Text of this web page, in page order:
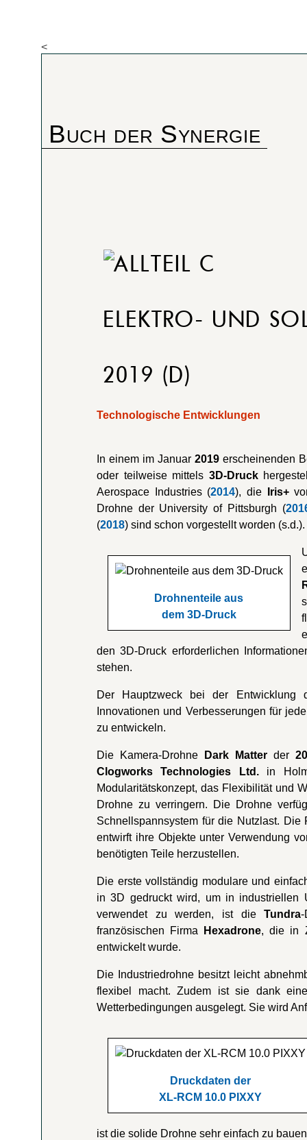
<
Buch der Synergie
TEIL C
ELEKTRO- UND
2019 (D)
Technologische Entwicklungen
In einem im Januar 2019erscheinenden
oder teilweise mittels 3D-Druck
Aerospace Industries (2014), die Iris+
Drohne der University of Pittsburgh (
(2018) sind schon vorgestellt worden (s.d.).
Drohnenteile aus
dem 3D-Druck
den 3D-Druck erforderlichen
stehen.
Der Hauptzweck bei der
Innovationen und Verbesserungen für
zu entwickeln.
Die Kamera-Drohne Dark Matterder
Clogworks Technologies Ltd.in
Modularitätskonzept, das Flexibilität und
Drohne zu verringern. Die Drohne
Schnellspannsystem für die Nutzlast.
entwirft ihre Objekte unter Verwendung
benötigten Teile herzustellen.
Die erste vollständig modulare und
in 3D gedruckt wird, um in industriellen
verwendet zu werden, ist dieTundra
französischen Firma
Hexadrone, die in
entwickelt wurde.
Die Industriedrohne besitzt leicht
flexibel macht. Zudem ist sie dank
Wetterbedingungen ausgelegt. Sie wird
Druckdaten der
XL-RCM 10.0 PIXXY
ist die solide Drohne sehr einfach zu